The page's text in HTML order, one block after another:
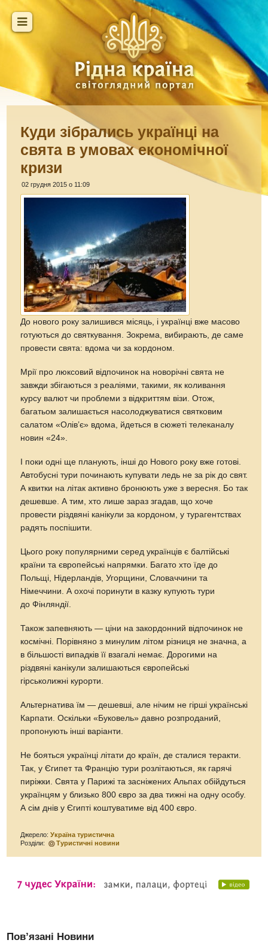
Куди зібрались українці на
свята в умовах економічної
кризи
02 грудня 2015 о 11:09
До нового року залишився місяць, і українці вже масово
готуються до святкування. Зокрема, вибирають, де саме
провести свята: вдома чи за кордоном.
Мрії про люксовий відпочинок на новорічні свята не
завжди збігаються з реаліями, такими, як коливання
курсу валют чи проблеми з відкриттям візи. Отож,
багатьом залишається насолоджуватися святковим
салатом «Олів’є» вдома, йдеться в сюжеті телеканалу
новин «24».
І поки одні ще планують, інші до Нового року вже готові.
Автобусні тури починають купувати ледь не за рік до свят.
А квитки на літак активно бронюють уже з вересня. Бо так
дешевше. А тим, хто лише зараз згадав, що хоче
провести різдвяні канікули за кордоном, у турагентствах
радять поспішити.
Цього року популярними серед українців є балтійські
країни та європейські напрямки. Багато хто їде до
Польщі, Нідерландів, Угорщини, Словаччини та
Німеччини. А охочі поринути в казку купують тури
до Фінляндії.
Також запевняють — ціни на закордонний відпочинок не
космічні. Порівняно з минулим літом різниця не значна, а
в більшості випадків її взагалі немає. Дорогими на
різдвяні канікули залишаються європейські
гірськолижні курорти.
Альтернатива їм — дешевші, але нічим не гірші українські
Карпати. Оскільки «Буковель» давно розпроданий,
пропонують інші варіанти.
Не бояться українці літати до країн, де сталися теракти.
Так, у Єгипет та Францію тури розлітаються, як гарячі
пиріжки. Свята у Парижі та засніжених Альпах обійдуться
українцям у близько 800 євро за два тижні на одну особу.
А сім днів у Єгипті коштуватиме від 400 євро.
Джерело:Україна туристична
Розділи:
Туристичні новини
Пов’язані Новини